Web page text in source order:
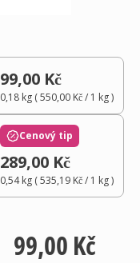
99,00 Kč
0,18 kg(550,00 Kč/ 1 kg)
Cenový tip
289,00 Kč
0,54 kg(535,19 Kč/ 1 kg)
99,00 Kč